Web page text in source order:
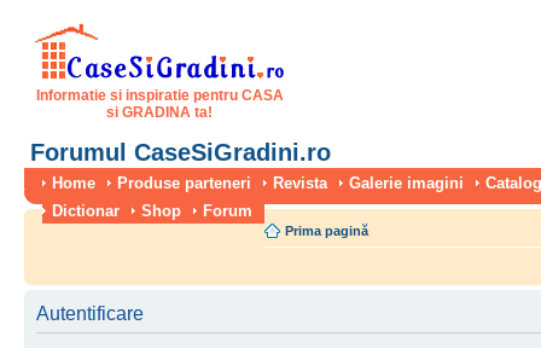
Informatie si inspiratie pentru CASA
si GRADINA ta!
Forumul CaseSiGradini.ro
Home Produse parteneri Revista Galerie imagini
Dictionar
Shop Forum
Prima pagină
Autentificare